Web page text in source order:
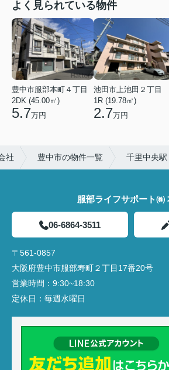
よく見られている物件
豊中市服部本町４丁目
2DK (45.00㎡)
5.7万円
池田市上池田２丁目
1R (19.78㎡)
2.7万円
社 豊中市の物件一覧 千里中央駅
服部ライフサポート㈱
06-6864-3511
〒561-0857
大阪府豊中市服部寿町２丁目17番20号
営業時間： 9:30~18:30
定休日： 毎週水曜日